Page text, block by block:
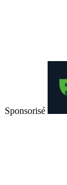
Sponsorisé